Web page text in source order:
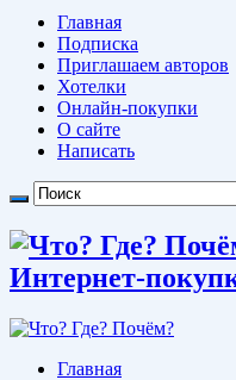
Главная
Подписка
Приглашаем авторов
Хотелки
Онлайн-покупки
О сайте
Написать
Интернет-
Главная